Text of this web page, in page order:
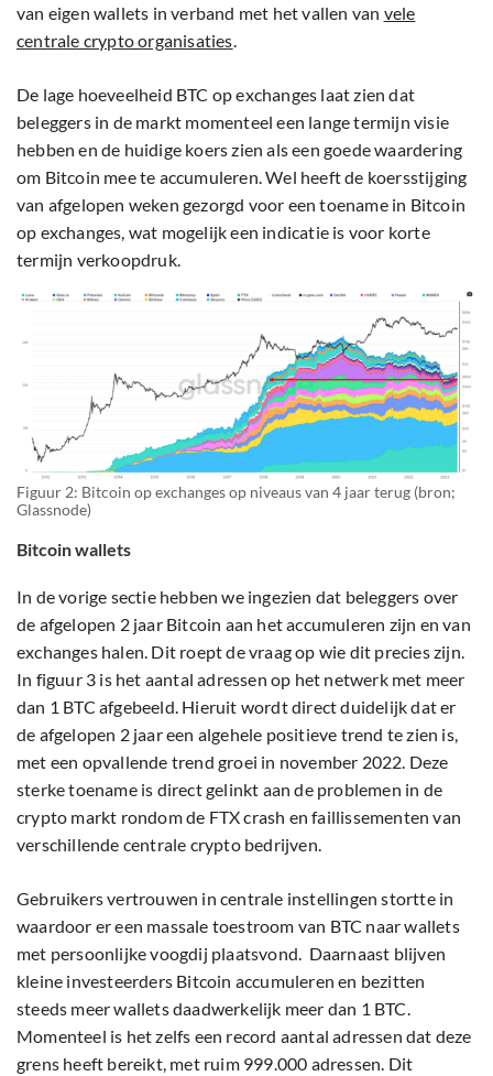
van eigen wallets in verband met het vallen van vele
centrale crypto organisaties.
De lage hoeveelheid BTC op exchanges laat zien dat
beleggers in de markt momenteel een lange termijn visie
hebben en de huidige koers zien als een goede waardering
om Bitcoin mee te accumuleren. Wel heeft de koersstijging
van afgelopen weken gezorgd voor een toename in Bitcoin
op exchanges, wat mogelijk een indicatie is voor korte
termijn verkoopdruk.
Figuur 2: Bitcoin op exchanges op niveaus van 4 jaar terug (bron;
Glassnode)
Bitcoin wallets
In de vorige sectie hebben we ingezien dat beleggers over
de afgelopen 2 jaar Bitcoin aan het accumuleren zijn en van
exchanges halen. Dit roept de vraag op wie dit precies zijn.
In figuur 3 is het aantal adressen op het netwerk met meer
dan 1 BTC afgebeeld. Hieruit wordt direct duidelijk dat er
de afgelopen 2 jaar een algehele positieve trend te zien is,
met een opvallende trend groei in november 2022. Deze
sterke toename is direct gelinkt aan de problemen in de
crypto markt rondom de FTX crash en faillissementen van
verschillende centrale crypto bedrijven.
Gebruikers vertrouwen in centrale instellingen stortte in
waardoor er een massale toestroom van BTC naar wallets
met persoonlijke voogdij plaatsvond. Daarnaast blijven
kleine investeerders Bitcoin accumuleren en bezitten
steeds meer wallets daadwerkelijk meer dan 1 BTC.
Momenteel is het zelfs een record aantal adressen dat deze
grens heeft bereikt, met ruim 999.000 adressen. Dit